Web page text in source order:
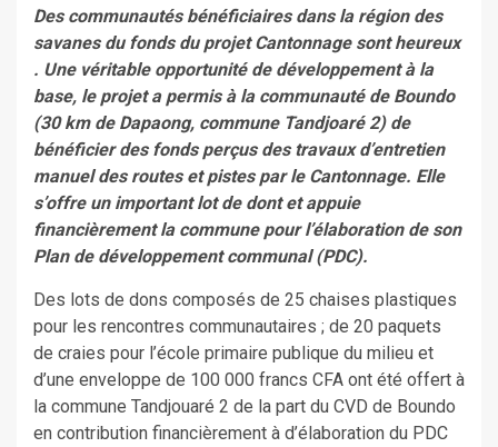
Des communautés bénéficiaires dans la région des
savanes du fonds du projet Cantonnage sont heureux
. Une véritable opportunité de développement à la
base, le projet a permis à la communauté de Boundo
(30 km de Dapaong, commune Tandjoaré 2) de
bénéficier des fonds perçus des travaux d’entretien
manuel des routes et pistes par le Cantonnage. Elle
s’offre un important lot de dont et appuie
financièrement la commune pour l’élaboration de son
Plan de développement communal (PDC).
Des lots de dons composés de 25 chaises plastiques
pour les rencontres communautaires ; de 20 paquets
de craies pour l’école primaire publique du milieu et
d’une enveloppe de 100 000 francs CFA ont été offert à
la commune Tandjouaré 2 de la part du CVD de Boundo
en contribution financièrement à d’élaboration du PDC